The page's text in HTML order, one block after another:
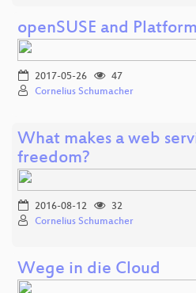
openSUSE and
2017-05-26
47
Cornelius Schumacher
What makes a web
freedom?
2016-08-12
32
Cornelius Schumacher
Wege in die Cloud